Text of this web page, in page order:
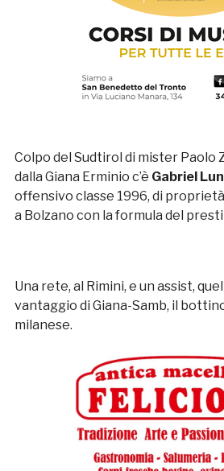
Colpo del Sudtirol di mister Paolo
dalla Giana Erminio c’è Gabriel
offensivo classe 1996, di
a Bolzano con la formula del
Una rete, al Rimini, e un assist,
vantaggio di Giana-Samb, il
milanese.